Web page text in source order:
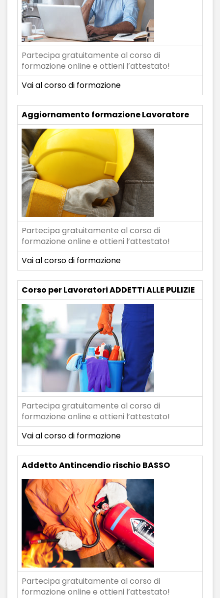
Partecipa gratuitamente al corso di
formazione online e ottieni l’attestato!
Vai al corso di formazione
Aggiornamento formazione Lavoratore
Partecipa gratuitamente al corso di
formazione online e ottieni l’attestato!
Vai al corso di formazione
Corso per Lavoratori ADDETTI ALLE PULIZIE
Partecipa gratuitamente al corso di
formazione online e ottieni l’attestato!
Vai al corso di formazione
Addetto Antincendio rischio BASSO
Partecipa gratuitamente al corso di
formazione online e ottieni l’attestato!